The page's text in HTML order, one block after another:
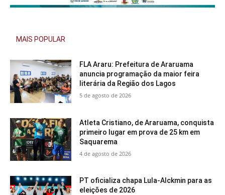
MAIS POPULAR
FLA Araru: Prefeitura de Araruama
anuncia programação da maior feira
literária da Região dos Lagos
5 de agosto de 2026
Atleta Cristiano, de Araruama, conquista
primeiro lugar em prova de 25 km em
Saquarema
4 de agosto de 2026
PT oficializa chapa Lula-Alckmin para as
eleições de 2026